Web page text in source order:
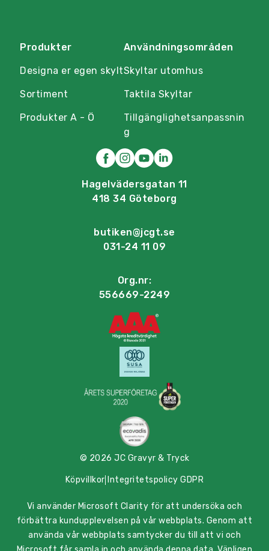
Produkter
Designa er egen skylt
Sortiment
Produkter A - Ö
Användningsområden
Skyltar utomhus
Taktila Skyltar
Tillgänglighetsanpassnin
g
Hagelvädersgatan 11
418 34 Göteborg
butiken@jcgt.se
031-24 11 09
Org.nr:
556669-2249
© 2026 JC Gravyr & Tryck
Köpvillkor Integritetspolicy GDPR
Vi använder Microsoft Clarity för att undersöka och
förbättra kundupplevelsen på vår webbplats. Genom att
använda vår webbplats samtycker du till att vi och